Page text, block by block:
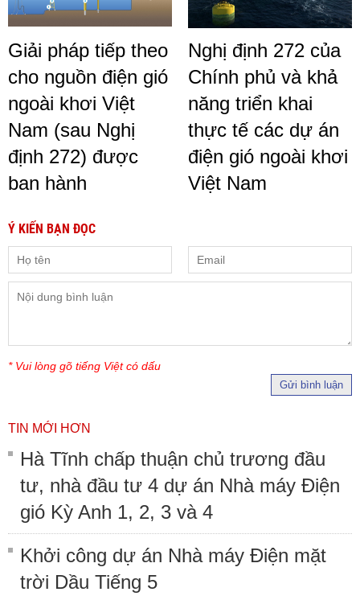
Giải pháp tiếp theo
cho nguồn điện gió
ngoài khơi Việt
Nam (sau Nghị
định 272) được
ban hành
Nghị định 272 của
Chính phủ và khả
năng triển khai
thực tế các dự án
điện gió ngoài khơi
Việt Nam
Ý KIẾN BẠN ĐỌC
* Vui lòng gõ tiếng Việt có dấu
Gửi bình luận
TIN MỚI HƠN
Hà Tĩnh chấp thuận chủ trương đầu
tư, nhà đầu tư 4 dự án Nhà máy Điện
gió Kỳ Anh 1, 2, 3 và 4
Khởi công dự án Nhà máy Điện mặt
trời Dầu Tiếng 5